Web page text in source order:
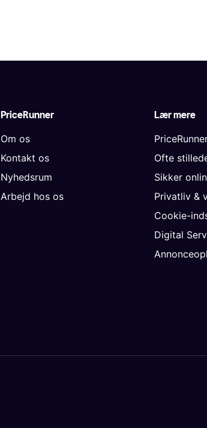
PriceRunner
Om os
Kontakt os
Nyhedsrum
Arbejd hos os
Lær mere
Ofte
Sikker
Privatliv &
Cookie-
Digital